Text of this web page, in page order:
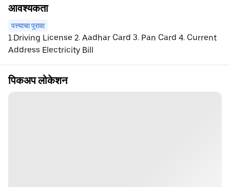
आवश्यकता
पत्त्याचा पुरावा
1.Driving License 2. Aadhar Card 3. Pan Card 4. Current
Address Electricity Bill
पिकअप लोकेशन